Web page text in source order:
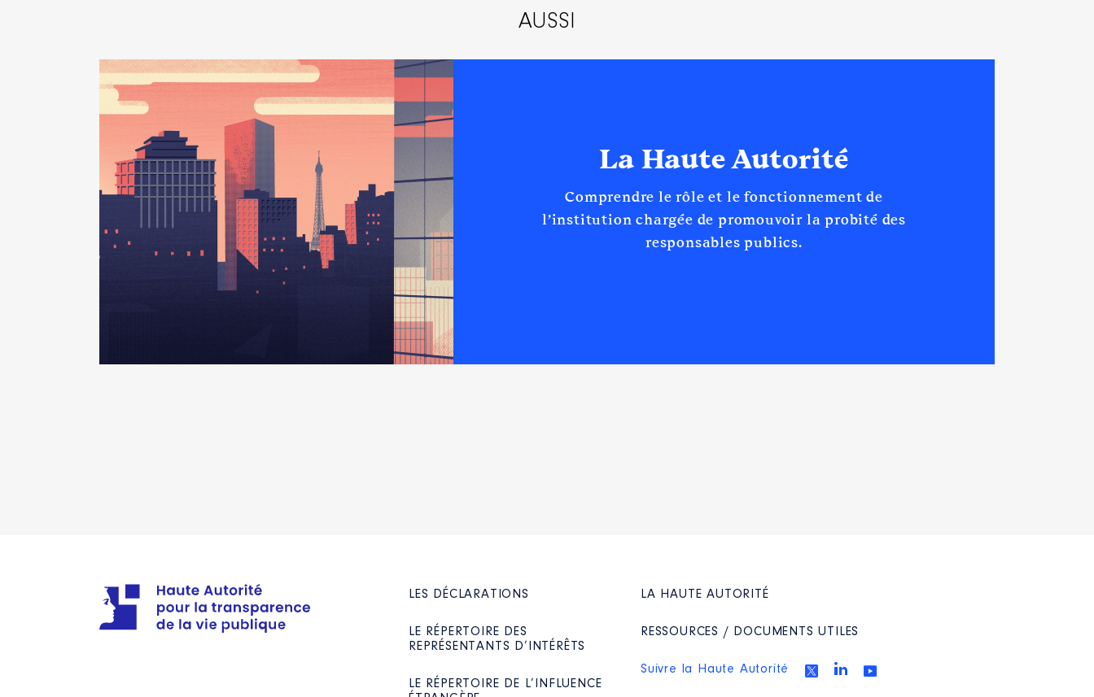
AUSSI
La Haute Autorité
Comprendre le rôle et le fonctionnement de
l’institution chargée de promouvoir la probité des
responsables publics.
LES DÉCLARATIONS
LE RÉPERTOIRE DES
REPRÉSENTANTS D’INTÉRÊTS
LE RÉPERTOIRE DE L’INFLUENCE
LA HAUTE AUTORITÉ
RESSOURCES / DOCUMENTS UTILES
Suivre la Haute Autorité